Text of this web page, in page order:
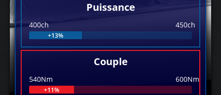
Puissance
400ch 450ch
+13%
Couple
540Nm 600Nm
+11%